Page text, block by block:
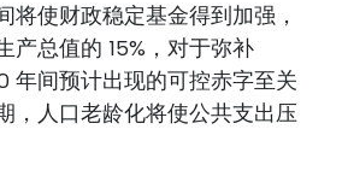
将使财政稳定基金得到加强，
产总值的 15%，对于弥补
间预计出现的可控赤字至关
，人口老龄化将使公共支出压